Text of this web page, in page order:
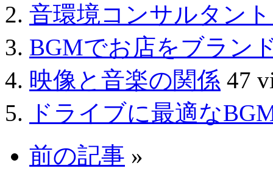
音環境コンサルタン
BGMでお店をブラン
映像と音楽の関係 47
ドライブに最適な
前の記事 »